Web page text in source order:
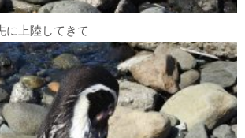
に上陸してきて